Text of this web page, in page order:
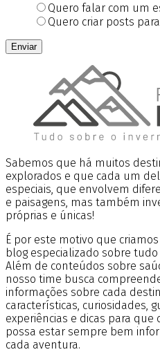
Quero falar com um
Quero criar posts
Enviar
Sabemos que há muitos
explorados e que cada um
especiais, que envolvem
e paisagens, mas também
próprias e únicas!
É por este motivo que
blog especializado sobre
Além de conteúdos sobre
nosso time busca
informações sobre cada
características, curiosidades,
experiências e dicas para
possa estar sempre bem
cada aventura.